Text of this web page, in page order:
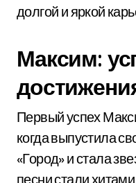
долгой и яркой
Максим:
Первый успех
когда выпустила
«Город» и стала
песни стали